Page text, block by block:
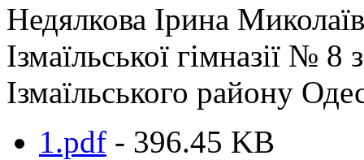
Недялкова Ірина
Ізмаїльської гімназії №
Ізмаїльського району
1.pdf - 396.45 KB